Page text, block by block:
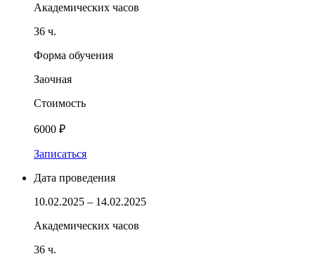
Академических часов
36 ч.
Форма обучения
Заочная
Стоимость
6000 ₽
Записаться
Дата проведения
10.02.2025 – 14.02.2025
Академических часов
36 ч.